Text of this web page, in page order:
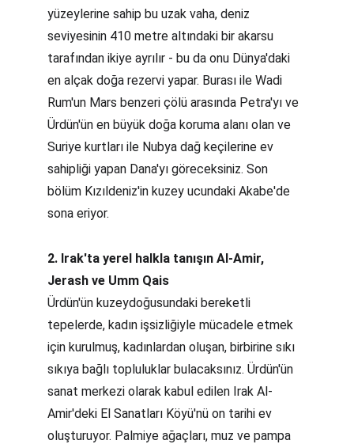
yüzeylerine sahip bu uzak vaha, deniz
seviyesinin 410 metre altındaki bir akarsu
tarafından ikiye ayrılır - bu da onu Dünya'daki
en alçak doğa rezervi yapar. Burası ile Wadi
Rum'un Mars benzeri çölü arasında Petra'yı ve
Ürdün'ün en büyük doğa koruma alanı olan ve
Suriye kurtları ile Nubya dağ keçilerine ev
sahipliği yapan Dana'yı göreceksiniz. Son
bölüm Kızıldeniz'in kuzey ucundaki Akabe'de
sona eriyor.
2. Irak'ta yerel halkla tanışın Al-Amir,
Jerash ve Umm Qais
Ürdün'ün kuzeydoğusundaki bereketli
tepelerde, kadın işsizliğiyle mücadele etmek
için kurulmuş, kadınlardan oluşan, birbirine sıkı
sıkıya bağlı topluluklar bulacaksınız. Ürdün'ün
sanat merkezi olarak kabul edilen Irak Al-
Amir'deki El Sanatları Köyü'nü on tarihi ev
oluşturuyor. Palmiye ağaçları, muz ve pampa